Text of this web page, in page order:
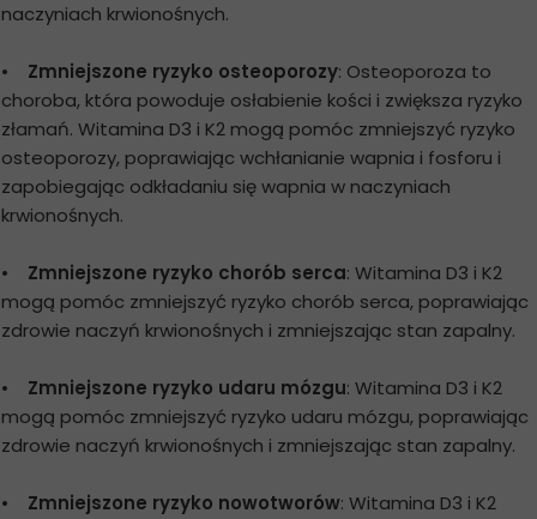
naczyniach krwionośnych.
• Zmniejszone ryzyko osteoporozy: Osteoporoza to
choroba, która powoduje osłabienie kości i zwiększa ryzyko
złamań. Witamina D3 i K2 mogą pomóc zmniejszyć ryzyko
osteoporozy, poprawiając wchłanianie wapnia i fosforu i
zapobiegając odkładaniu się wapnia w naczyniach
krwionośnych.
• Zmniejszone ryzyko chorób serca: Witamina D3 i K2
mogą pomóc zmniejszyć ryzyko chorób serca, poprawiając
zdrowie naczyń krwionośnych i zmniejszając stan zapalny.
• Zmniejszone ryzyko udaru mózgu: Witamina D3 i K2
mogą pomóc zmniejszyć ryzyko udaru mózgu, poprawiając
zdrowie naczyń krwionośnych i zmniejszając stan zapalny.
• Zmniejszone ryzyko nowotworów: Witamina D3 i K2